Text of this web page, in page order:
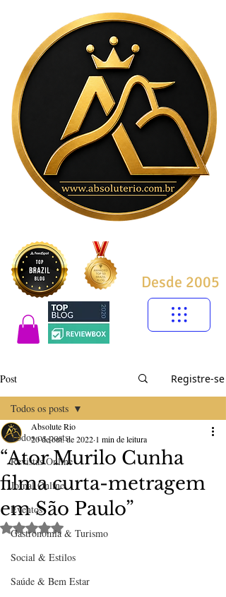
Desde 2005
Post Registre-se
Todos os posts
Revistas Online
Jornal Online
Eventos
Gastronomia & Turismo
Social & Estilos
Saúde & Bem Estar
Todos os posts
“Ator Murilo Cunha
filma curta-metragem
em São Paulo”
Absolute Rio
20 de out. de 2022 1 min de leitura
Avaliado com NaN de 5 estrelas.